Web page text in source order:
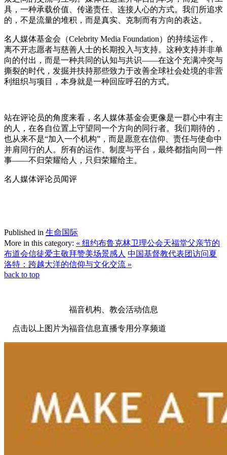
具，一种承载价值、传递责任、连接人心的方式。我们所追求
的，不是流量的堆积，而是真实、克制而有方向的表达。
名人媒体基金会（Celebrity Media Foundation）的持续运作，
离不开志愿者与慈善人士的长期投入与支持。这种支持并非单
向的付出，而是一种共同的认知与共识——在这个充满冲突与
撕裂的时代，发掘并扶持那些致力于改善全球社会处境的非营
利组织与项目，本身就是一种回应呼召的方式。
站在评论员的角度来看，名人媒体基金会更像是一群心中有主
的人，在各自位置上守望同一个方向的同行者。我们期待的，
也从来不是“加入一个机构”，而是愿意在信仰、责任与使命中
并肩同行的人。所有的运作、制度与平台，最终都指向同一件
事——不归荣耀给人，只归荣耀给主。
名人媒体评论员闻评
Published in 生命国际
More in this category: « 纽约布鲁克林卫理公会天福堂父亲节的
布道会信徒爱主敬拜赞美场景感人 中国基督教代表团访问夏
洛特：跨越大洋的信仰与文化交流 »
back to top
福音机构、教会活动信息
点击以上图片为福音信息直播专用分享频道